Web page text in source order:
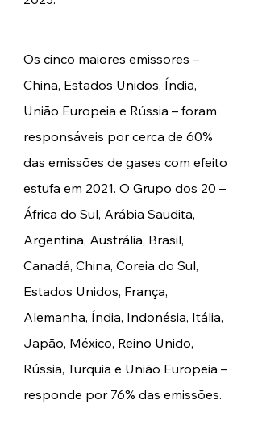
Os cinco maiores emissores –
China, Estados Unidos, Índia,
União Europeia e Rússia – foram
responsáveis ​​por cerca de 60%
das emissões de gases com efeito
estufa em 2021. O Grupo dos 20 –
África do Sul, Arábia Saudita,
Argentina, Austrália, Brasil,
Canadá, China, Coreia do Sul,
Estados Unidos, França,
Alemanha, Índia, Indonésia, Itália,
Japão, México, Reino Unido,
Rússia, Turquia e União Europeia –
responde por 76% das emissões.